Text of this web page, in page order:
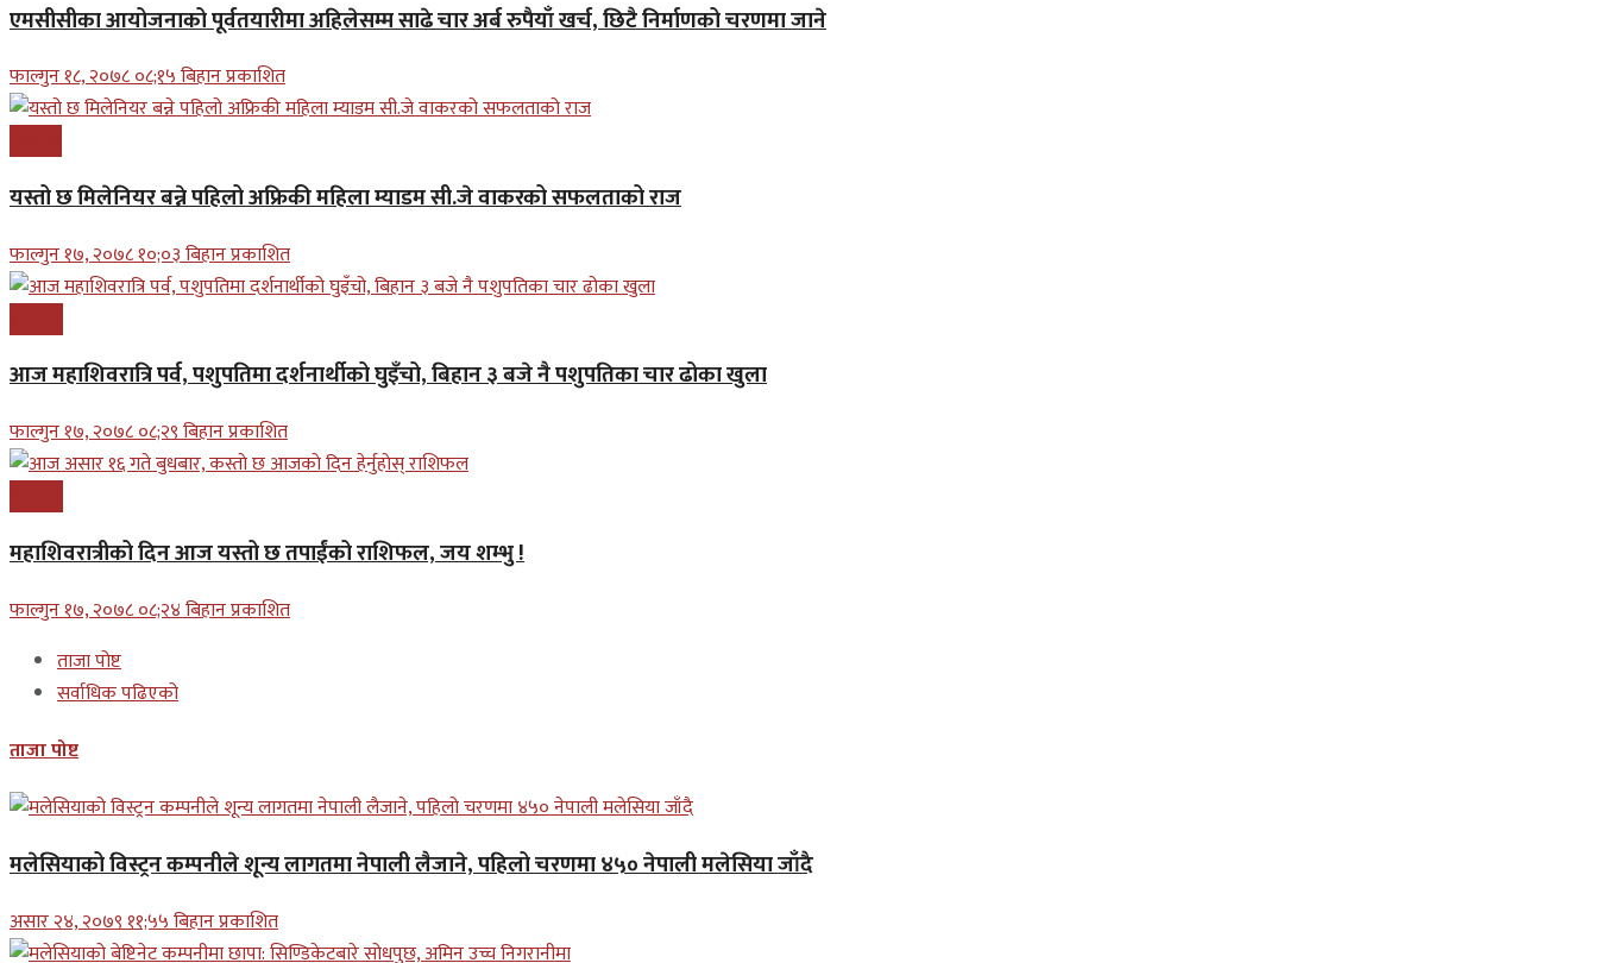
एमसीसीका आयोजनाको पूर्वतयारीमा अहिलेसम्म साढे चार अर्ब रुपैयाँ खर्च, छिटै निर्माणको चरणमा जाने
फाल्गुन १८, २०७८ ०८;१५ बिहान प्रकाशित
यस्तो छ मिलेनियर बन्ने पहिलो अफ्रिकी महिला म्याडम सी.जे वाकरको सफलताको राज
फाल्गुन १७, २०७८ १०;०३ बिहान प्रकाशित
आज महाशिवरात्रि पर्व, पशुपतिमा दर्शनार्थीको घुइँचो, बिहान ३ बजे नै पशुपतिका चार ढोका खुला
फाल्गुन १७, २०७८ ०८;२९ बिहान प्रकाशित
महाशिवरात्रीको दिन आज यस्तो छ तपाईंको राशिफल, जय शम्भु !
फाल्गुन १७, २०७८ ०८;२४ बिहान प्रकाशित
ताजा पोष्ट
सर्वाधिक पढिएको
ताजा पोष्ट
मलेसियाको विस्ट्रन कम्पनीले शून्य लागतमा नेपाली लैजाने, पहिलो चरणमा ४५० नेपाली मलेसिया जाँदै
असार २४, २०७९ ११;५५ बिहान प्रकाशित